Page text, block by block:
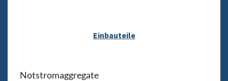
Einbauteile
Notstromaggregate